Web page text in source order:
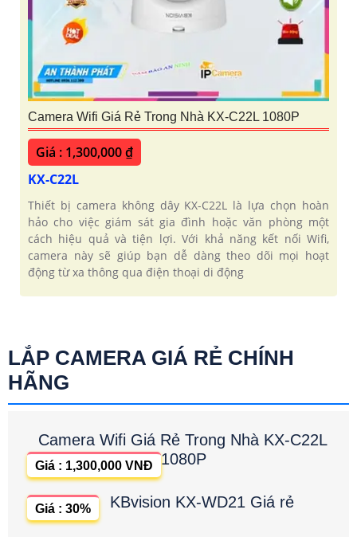
Camera Wifi Giá Rẻ Trong Nhà KX-C22L 1080P
Giá : 1,300,000 ₫
KX-C22L
Thiết bị camera không dây KX-C22L là lựa chọn hoàn
hảo cho việc giám sát gia đình hoặc văn phòng một
cách hiệu quả và tiện lợi. Với khả năng kết nối Wifi,
camera này sẽ giúp bạn dễ dàng theo dõi mọi hoạt
động từ xa thông qua điện thoại di động
LẮP CAMERA GIÁ RẺ CHÍNH
HÃNG
Camera Wifi Giá Rẻ Trong Nhà KX-C22L
1080P
Giá : 1,300,000 VNĐ
KBvision KX-WD21 Giá rẻ
Giá : 30%